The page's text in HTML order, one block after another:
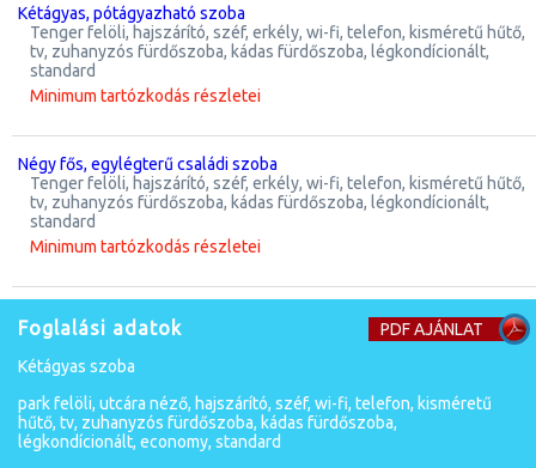
kétágyas, pótágyazható szoba
tenger felöli, hajszárító, széf, erkély, wi-fi, telefon, kisméretű hűtő,
tv, zuhanyzós fürdőszoba, kádas fürdőszoba, légkondícionált,
standard
Minimum tartózkodás részletei
négy fős, egylégterű családi szoba
tenger felöli, hajszárító, széf, erkély, wi-fi, telefon, kisméretű hűtő,
tv, zuhanyzós fürdőszoba, kádas fürdőszoba, légkondícionált,
standard
Minimum tartózkodás részletei
Foglalási adatok
PDF AJÁNLAT
kétágyas szoba
park felöli, utcára néző, hajszárító, széf, wi-fi, telefon, kisméretű
hűtő, tv, zuhanyzós fürdőszoba, kádas fürdőszoba,
légkondícionált, economy, standard